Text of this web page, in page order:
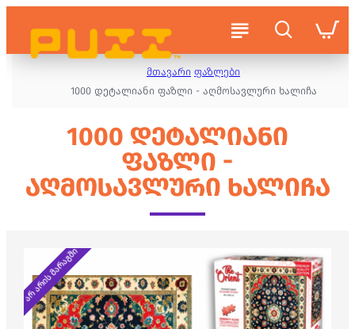
მთავარი ფაზლები
1000 დეტალიანი ფაზლი - აღმოსავლური ხალიჩა
1000 ᲓᲔᲢᲐᲚᲘᲐᲜᲘ
ᲤᲐᲖᲚᲘ -
ᲐᲦᲛᲝᲡᲐᲕᲚᲣᲠᲘ ᲮᲐᲚᲘᲩᲐ
არ არის მარაგში